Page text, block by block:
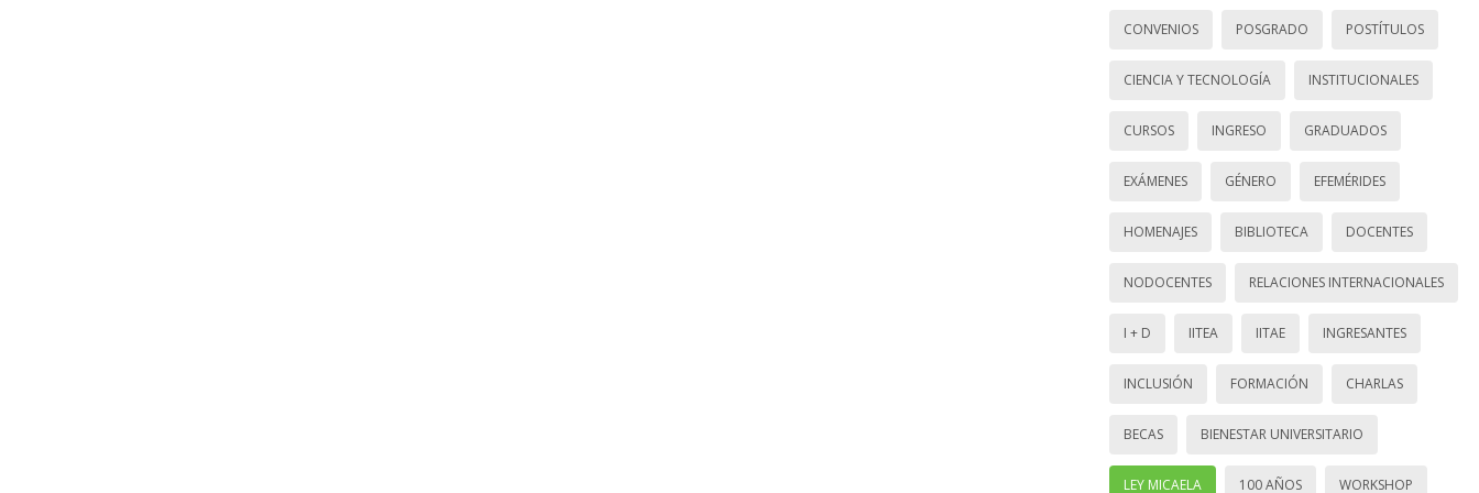
CONVENIOS POSGRADO POSTÍTULOS
CIENCIA Y TECNOLOGÍA INSTITUCIONALES
CURSOS INGRESO GRADUADOS
EXÁMENES GÉNERO EFEMÉRIDES
HOMENAJES BIBLIOTECA DOCENTES
NODOCENTES RELACIONES INTERNACIONALES
I + D IITEA IITAE INGRESANTES
INCLUSIÓN FORMACIÓN CHARLAS
BECAS BIENESTAR UNIVERSITARIO
LEY MICAELA 100 AÑOS WORKSHOP